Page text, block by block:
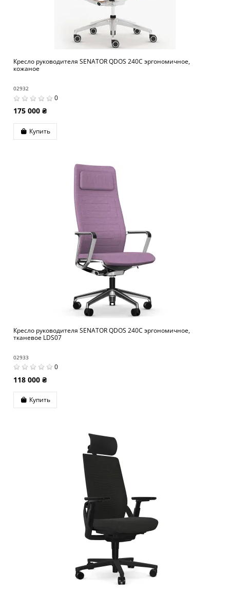
Кресло руководителя SENATOR QDOS 240C эргономичное,
кожаное
02932
0
175 000 ₴
Купить
Кресло руководителя SENATOR QDOS 240C эргономичное,
тканевое LDS07
02933
0
118 000 ₴
Купить